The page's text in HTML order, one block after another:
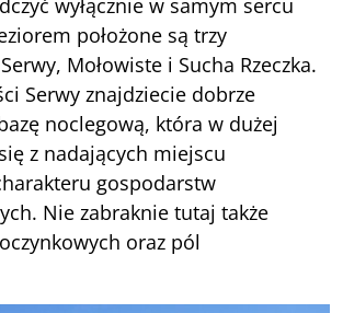
położone są trzy
Mołowiste i Sucha Rzeczka.
Serwy znajdziecie dobrze
noclegową, która w dużej
z nadających miejscu
gospodarstw
Nie zabraknie tutaj także
oraz pól